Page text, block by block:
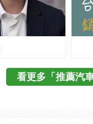
看更多「推薦汽